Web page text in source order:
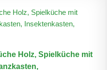
Holz, Spielküche mit